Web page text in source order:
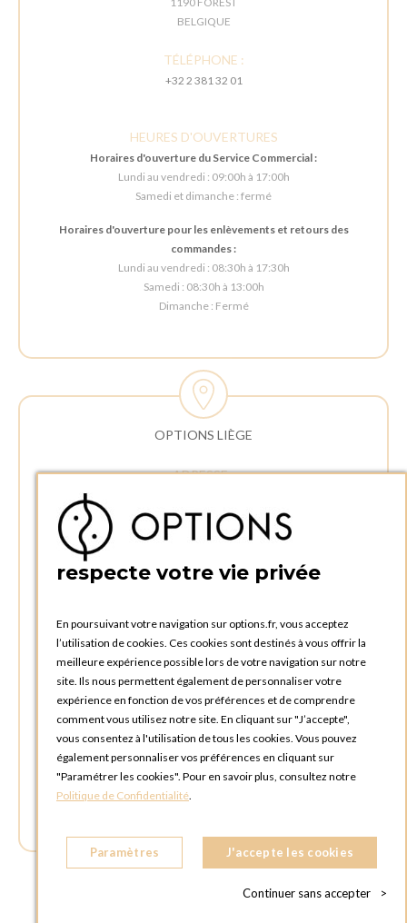
BELGIQUE
TÉLÉPHONE :
+32 2 381 32 01
HEURES D'OUVERTURES
Horaires d'ouverture du Service Commercial :
Lundi au vendredi : 09:00h à 17:00h
Samedi et dimanche : fermé
Horaires d'ouverture pour les enlèvements et retours des
commandes :
Lundi au vendredi : 08:30h à 17:30h
Samedi : 08:30h à 13:00h
Dimanche : Fermé
OPTIONS LIÈGE
ADRESSE :
4340 AWANS (Othée)
BELGIQUE
TÉLÉPHONE :
HEURES D'OUVERTURES
Horaires d'ouverture du Service Commercial :
Lundi au vendredi : 09:00h à 17:00h
Samedi et dimanche : Fermé
Horaires d'ouverture pour les enlèvements et retours des
commandes :
Lundi au vendredi : 08:30h à 17:30h
Samedi et dimanche : Fermé (enlèvements par box possible)
respecte votre vie privée
En poursuivant votre navigation sur options.fr, vous acceptez
l’utilisation de cookies. Ces cookies sont destinés à vous offrir la
meilleure expérience possible lors de votre navigation sur notre
site. Ils nous permettent également de personnaliser votre
expérience en fonction de vos préférences et de comprendre
comment vous utilisez notre site. En cliquant sur "J’accepte",
vous consentez à l'utilisation de tous les cookies. Vous pouvez
également personnaliser vos préférences en cliquant sur
"Paramétrer les cookies". Pour en savoir plus, consultez notre
Politique de Confidentialité.
Paramètres J'accepte les cookies
Continuer sans accepter >